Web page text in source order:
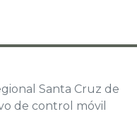
Santa Cruz de
de control móvil